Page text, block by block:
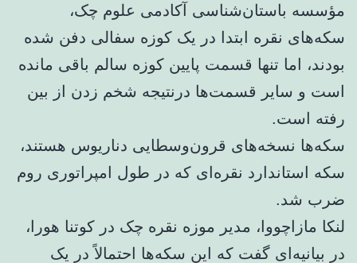
مؤسسه باستان‌شناسی آکادمی علوم چک،
سکه‌های نقره ابتدا در یک کوزه سفالی دفن شده
بودند، اما تنها قسمت پایین کوزه سالم باقی مانده‌
است و سایر قسمت‌ها درنتیجه شخم زدن از بین
رفته است.
سکه‌ها نسخه‌های قرون‌وسطایی دناریوس هستند،
سکه استاندارد نقره‌ای که در طول امپراتوری روم
ضرب شد.
لنکا مازاچووا، مدیر موزه نقره چک در کوتنا هورا،
در بیانیه‌ای گفت که این سکه‌ها احتمالاً در یک